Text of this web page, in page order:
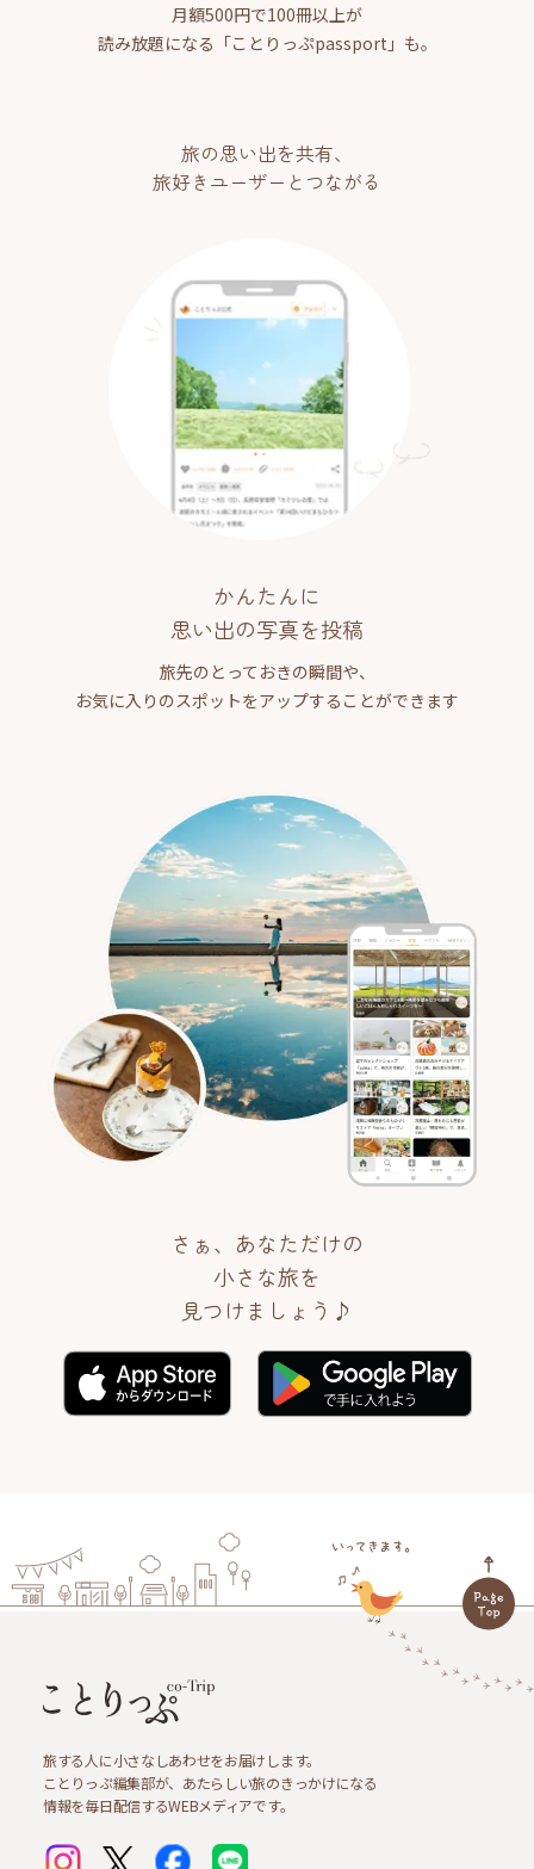
月額500円で100冊以上が
読み放題になる「ことりっぷpassport」も。
旅の思い出を共有、
旅好きユーザーとつながる
かんたんに
思い出の写真を投稿
旅先のとっておきの瞬間や、
お気に入りのスポットをアップすることができます
さぁ、あなただけの
小さな旅を
見つけましょう♪
旅する人に小さなしあわせをお届けします。
ことりっぷ編集部が、あたらしい旅のきっかけになる
情報を毎日配信するWEBメディアです。